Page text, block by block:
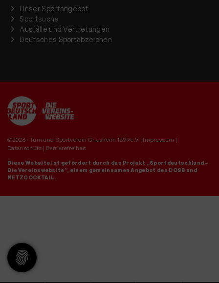
Unser Sportangebot
Sportsuche
Ausfälle und Vertretungen
Deutsches Sportabzeichen
© 2026 - Turn und Sportverein Griesheim 1899 e.V | Impressum |
Datenschutz | Barrierefreiheit
Diese Website ist gefördert durch das Projekt „Sportdeutschland –
Die Vereinswebsite”, einem gemeinsamen Angebot des DOSB und
NETZCOCKTAIL.